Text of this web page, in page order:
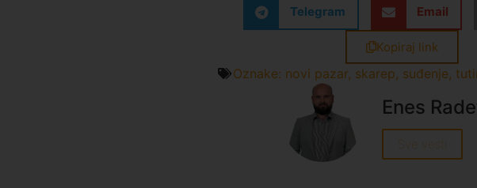
Telegram Email
Kopiraj link
Oznake: novi pazar, skarep, suđenje,
Enes
Sve vesti